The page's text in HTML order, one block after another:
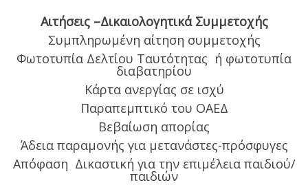
Αιτήσεις –Δικαιολογητικά Συμμετοχής
Συμπληρωμένη αίτηση συμμετοχής
Φωτοτυπία Δελτίου Ταυτότητας ή φωτοτυπία
διαβατηρίου
Κάρτα ανεργίας σε ισχύ
Παραπεμπτικό του ΟΑΕΔ
Βεβαίωση απορίας
Άδεια παραμονής για μετανάστες-πρόσφυγες
Απόφαση Δικαστική για την επιμέλεια παιδιού/
παιδιών